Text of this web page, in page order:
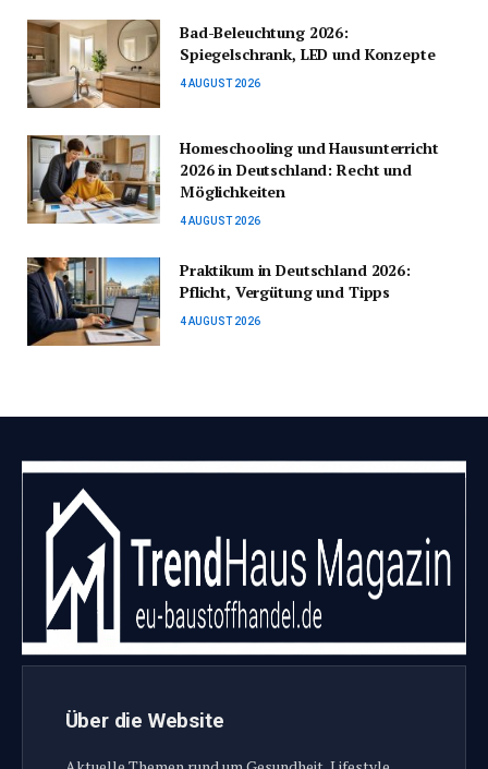
Bad-Beleuchtung 2026:
Spiegelschrank, LED und Konzepte
4 AUGUST 2026
Homeschooling und Hausunterricht
2026 in Deutschland: Recht und
Möglichkeiten
4 AUGUST 2026
Praktikum in Deutschland 2026:
Pflicht, Vergütung und Tipps
4 AUGUST 2026
Über die Website